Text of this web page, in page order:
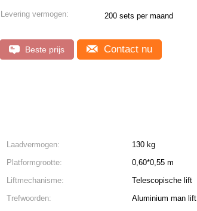
Levering vermogen: 200 sets per maand
Beste prijs Contact nu
Laadvermogen:
130 kg
Platformgrootte:
0,60*0,55 m
Liftmechanisme:
Telescopische lift
Trefwoorden:
Aluminium man lift